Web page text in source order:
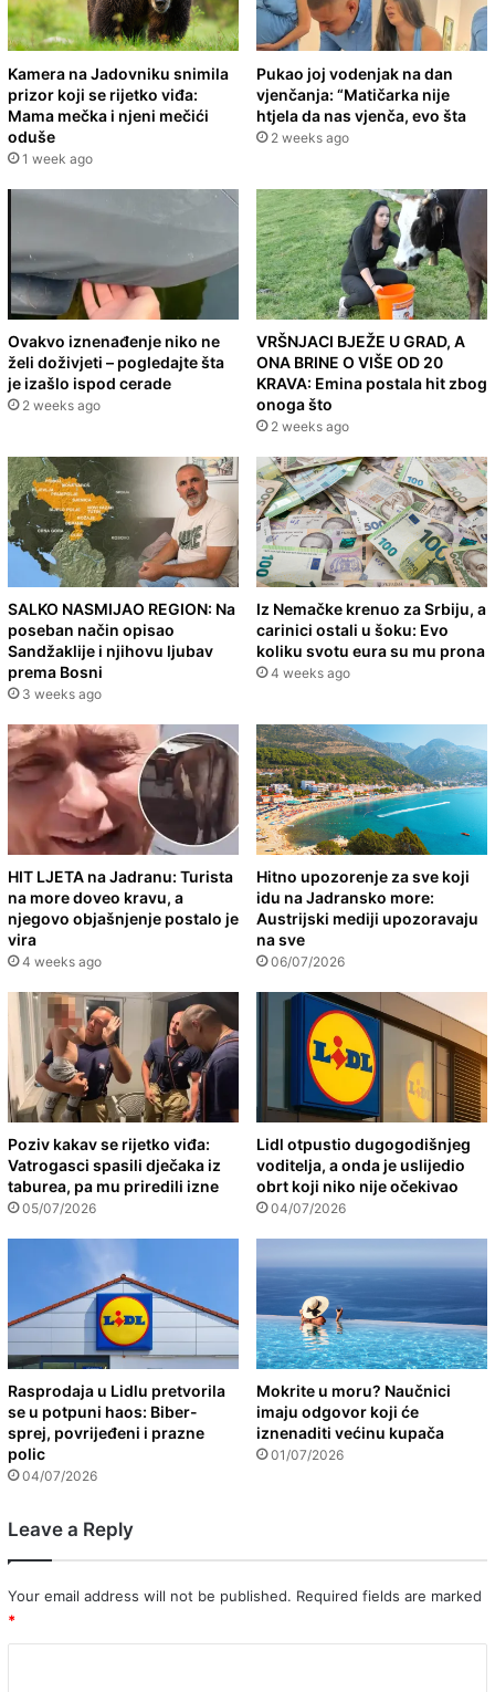
Kamera na Jadovniku snimila
prizor koji se rijetko viđa:
Mama mečka i njeni mečići
oduše
1 week ago
Pukao joj vodenjak na dan
vjenčanja: “Matičarka nije
htjela da nas vjenča, evo šta
2 weeks ago
Ovakvo iznenađenje niko ne
želi doživjeti – pogledajte šta
je izašlo ispod cerade
2 weeks ago
VRŠNJACI BJEŽE U GRAD, A
ONA BRINE O VIŠE OD 20
KRAVA: Emina postala hit zbog
onoga što
2 weeks ago
SALKO NASMIJAO REGION: Na
poseban način opisao
Sandžaklije i njihovu ljubav
prema Bosni
3 weeks ago
Iz Nemačke krenuo za Srbiju, a
carinici ostali u šoku: Evo
koliku svotu eura su mu prona
4 weeks ago
HIT LJETA na Jadranu: Turista
na more doveo kravu, a
njegovo objašnjenje postalo je
vira
4 weeks ago
Hitno upozorenje za sve koji
idu na Jadransko more:
Austrijski mediji upozoravaju
na sve
06/07/2026
Poziv kakav se rijetko viđa:
Vatrogasci spasili dječaka iz
taburea, pa mu priredili izne
05/07/2026
Lidl otpustio dugogodišnjeg
voditelja, a onda je uslijedio
obrt koji niko nije očekivao
04/07/2026
Rasprodaja u Lidlu pretvorila
se u potpuni haos: Biber-
sprej, povrijeđeni i prazne
polic
04/07/2026
Mokrite u moru? Naučnici
imaju odgovor koji će
iznenaditi većinu kupača
01/07/2026
Leave a Reply
Your email address will not be published. Required fields are marked
*